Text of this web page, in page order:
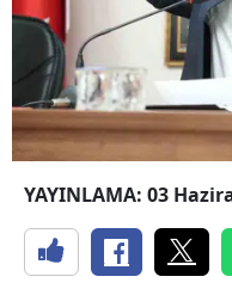
YAYINLAMA: 03